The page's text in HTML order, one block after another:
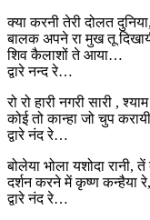
क्या करनी तेरी दोलत
बालक अपने रा मुख तू
शिव कैलाशों ते आया…
द्वारे नन्द रे…
रो रो हारी नगरी सारी ,
कोई तो कान्हा जो चुप
द्वारे नंद रे…
बोलेया भोला यशोदा रानी,
दर्शन करने में कृष्ण कन्हैया
द्वारे नंद रे…